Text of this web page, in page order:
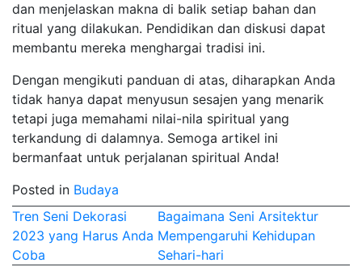
dan menjelaskan makna di balik setiap bahan dan
ritual yang dilakukan. Pendidikan dan diskusi dapat
membantu mereka menghargai tradisi ini.
Dengan mengikuti panduan di atas, diharapkan Anda
tidak hanya dapat menyusun sesajen yang menarik
tetapi juga memahami nilai-nila spiritual yang
terkandung di dalamnya. Semoga artikel ini
bermanfaat untuk perjalanan spiritual Anda!
Posted in Budaya
Post
navigation
Tren Seni Dekorasi
2023 yang Harus Anda
Coba
Bagaimana Seni Arsitektur
Mempengaruhi Kehidupan
Sehari-hari